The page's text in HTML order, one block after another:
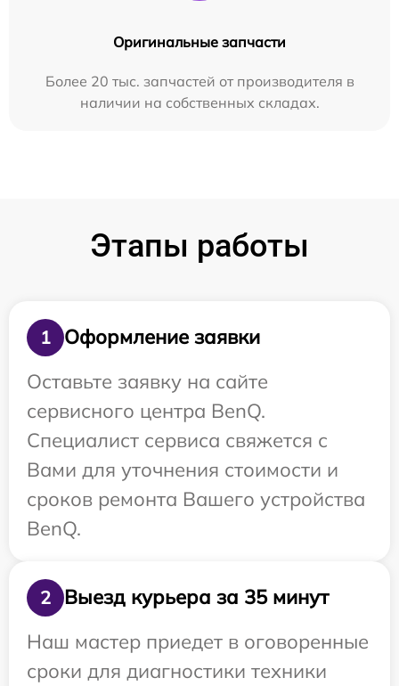
Оригинальные запчасти
Более 20 тыс. запчастей от производителя в
наличии на собственных складах.
Этапы работы
1
Оформление заявки
Оставьте заявку на сайте
сервисного центра BenQ.
Специалист сервиса свяжется с
Вами для уточнения стоимости и
сроков ремонта Вашего устройства
BenQ.
2
Выезд курьера за 35 минут
Наш мастер приедет в оговоренные
сроки для диагностики техники